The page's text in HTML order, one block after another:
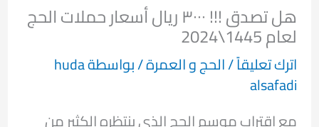
هل تصدق !!! ٣٠٠٠ ريال أسعار حملات الحج
لعام 1445\2024
اترك تعليقاً/الحج و العمرة/ بواسطةhuda
alsafadi
مع اقتراب موسم الحج الذي ينتظره الكثير من